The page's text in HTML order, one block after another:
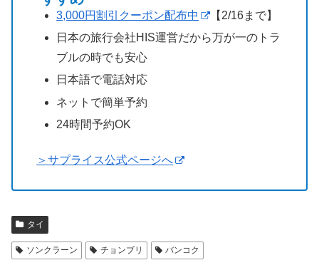
3,000円割引クーポン配布中
【2/16まで】
日本の旅行会社HIS運営だから万が一のトラ
ブルの時でも安心
日本語で電話対応
ネットで簡単予約
24時間予約OK
＞サプライス公式ページへ
タイ
ソンクラーン チョンブリ バンコク